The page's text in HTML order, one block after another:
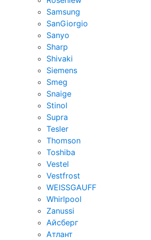
Samsung
SanGiorgio
Sanyo
Sharp
Shivaki
Siemens
Smeg
Snaige
Stinol
Supra
Tesler
Thomson
Toshiba
Vestel
Vestfrost
WEISSGAUFF
Whirlpool
Zanussi
Айсберг
Атлант